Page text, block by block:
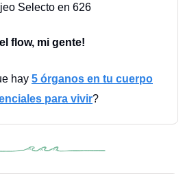
Selecto en 626
flow, mi gente!
hay 5 órganos en tu cuerpo
para vivir?